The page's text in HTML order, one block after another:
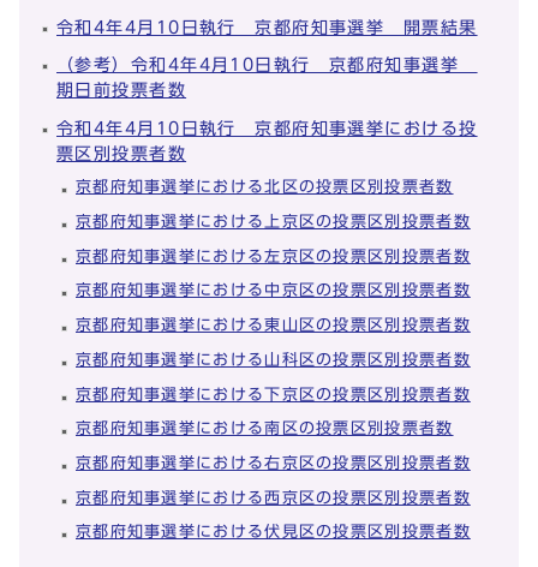
令和4年4月10日執行 京都府知事選挙 開票結果
（参考）令和4年4月10日執行 京都府知事選挙
期日前投票者数
令和4年4月10日執行 京都府知事選挙における投
票区別投票者数
京都府知事選挙における北区の投票区別投票者数
京都府知事選挙における上京区の投票区別投票者数
京都府知事選挙における左京区の投票区別投票者数
京都府知事選挙における中京区の投票区別投票者数
京都府知事選挙における東山区の投票区別投票者数
京都府知事選挙における山科区の投票区別投票者数
京都府知事選挙における下京区の投票区別投票者数
京都府知事選挙における南区の投票区別投票者数
京都府知事選挙における右京区の投票区別投票者数
京都府知事選挙における西京区の投票区別投票者数
京都府知事選挙における伏見区の投票区別投票者数